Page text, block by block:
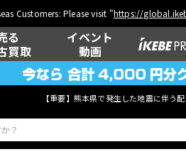
Customers: Please visit "https://
る
買取
イベント
動画
【重要】熊本県で発生した地震に伴う